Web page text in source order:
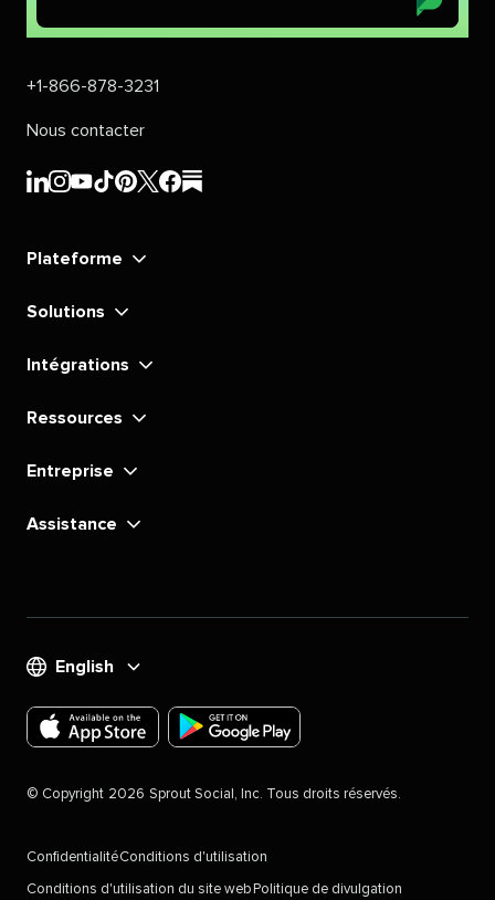
+1-866-878-3231​​
Nous contacter​​
Sprout
LinkedIn​​
Sprout
Instagram​​
Sprout
YouTube​​
Sprout
TikTok​​
Sprout
Sprout
Sprout
Sprout
Plateforme​​
Solutions​​
Intégrations​​
Ressources​​
Entreprise​​
Assistance​​
English​​
l'application
Social
l'application
Social
©​​ Copyright​​ 2026​​ Sprout Social, Inc. Tous droits réservés.​​
Confidentialité​​ Conditions d'utilisation​​
Conditions d'utilisation du site web​​ Politique de divulgation​​